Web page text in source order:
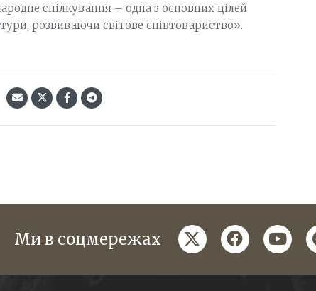
спілкування – одна з основних цілей
розвиваючи світове співтовариство».
Ми в соцмережах twitterfacebook